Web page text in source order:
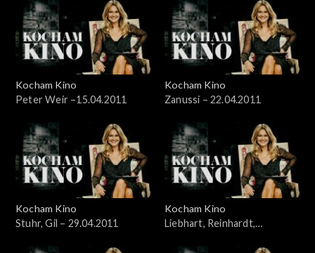
Kocham Kino
Peter Weir –15.04.2011
Kocham Kino
Zanussi – 22.04.2011
Kocham Kino
Stuhr, Gil – 29.04.2011
Kocham Kino
Liebhart, Reinhardt,